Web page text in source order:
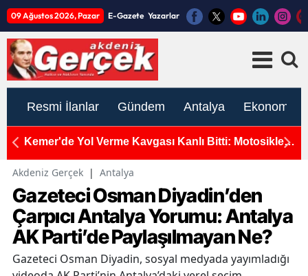
09 Ağustos 2026, Pazar E-Gazete Yazarlar
Resmi İlanlar Gündem Antalya Ekonomi
Muratpaşa Belediyesi Ermenek'teki Dev Ticari Alanı
Akdeniz Gerçek | Antalya
Gazeteci Osman Diyadin’den
Çarpıcı Antalya Yorumu: Antalya
AK Parti’de Paylaşılmayan Ne?
Gazeteci Osman Diyadin, sosyal medyada yayımladığı